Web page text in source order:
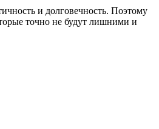
и долговечность. Поэтому
точно не будут лишними и